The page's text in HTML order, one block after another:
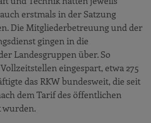
erstmals in der Satzung
Die Mitgliederbetreuung und der
gingen in die
Landesgruppen über. So
eingespart, etwa 275
das RKW bundesweit, die seit
dem Tarif des öffentlichen
wurden.